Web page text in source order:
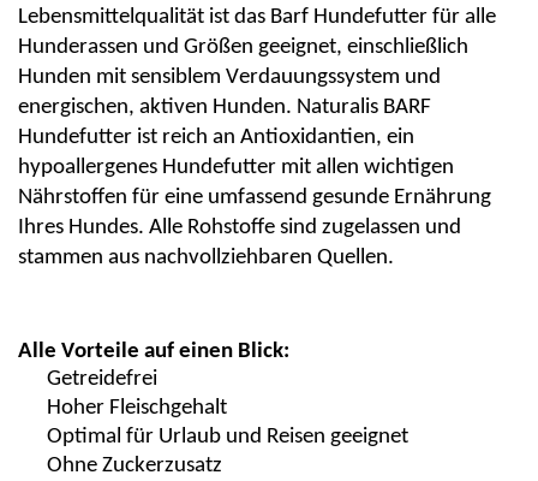
Lebensmittelqualität ist das Barf Hundefutter für alle
Hunderassen und Größen geeignet, einschließlich
Hunden mit sensiblem Verdauungssystem und
energischen, aktiven Hunden. Naturalis BARF
Hundefutter ist reich an Antioxidantien, ein
hypoallergenes Hundefutter mit allen wichtigen
Nährstoffen für eine umfassend gesunde Ernährung
Ihres Hundes. Alle Rohstoffe sind zugelassen und
stammen aus nachvollziehbaren Quellen.
Alle Vorteile auf einen Blick:
Getreidefrei
Hoher Fleischgehalt
Optimal für Urlaub und Reisen geeignet
Ohne Zuckerzusatz